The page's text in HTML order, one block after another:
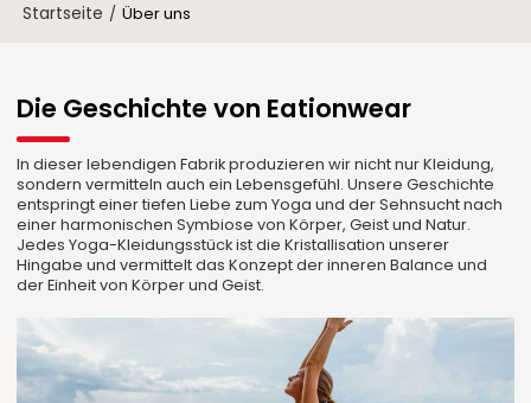
Startseite / Über uns
Die Geschichte von Eationwear
In dieser lebendigen Fabrik produzieren wir nicht nur Kleidung,
sondern vermitteln auch ein Lebensgefühl. Unsere Geschichte
entspringt einer tiefen Liebe zum Yoga und der Sehnsucht nach
einer harmonischen Symbiose von Körper, Geist und Natur.
Jedes Yoga-Kleidungsstück ist die Kristallisation unserer
Hingabe und vermittelt das Konzept der inneren Balance und
der Einheit von Körper und Geist.